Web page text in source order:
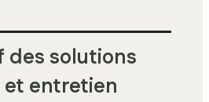
des solutions
entretien